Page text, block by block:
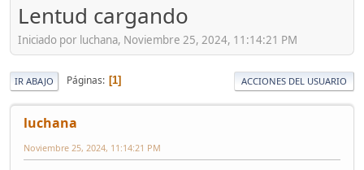
Lentud cargando
Iniciado por luchana, Noviembre 25, 2024, 11:14:21 PM
IR ABAJO Páginas 1 ACCIONES DEL USUARIO
luchana
Noviembre 25, 2024, 11:14:21 PM